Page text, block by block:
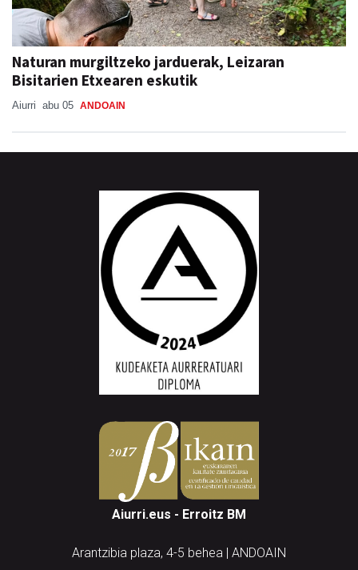
Naturan murgiltzeko jarduerak, Leizaran
Bisitarien Etxearen eskutik
Aiurri abu 05 ANDOAIN
Aiurri.eus - Erroitz BM
Arantzibia plaza, 4-5 behea | ANDOAIN